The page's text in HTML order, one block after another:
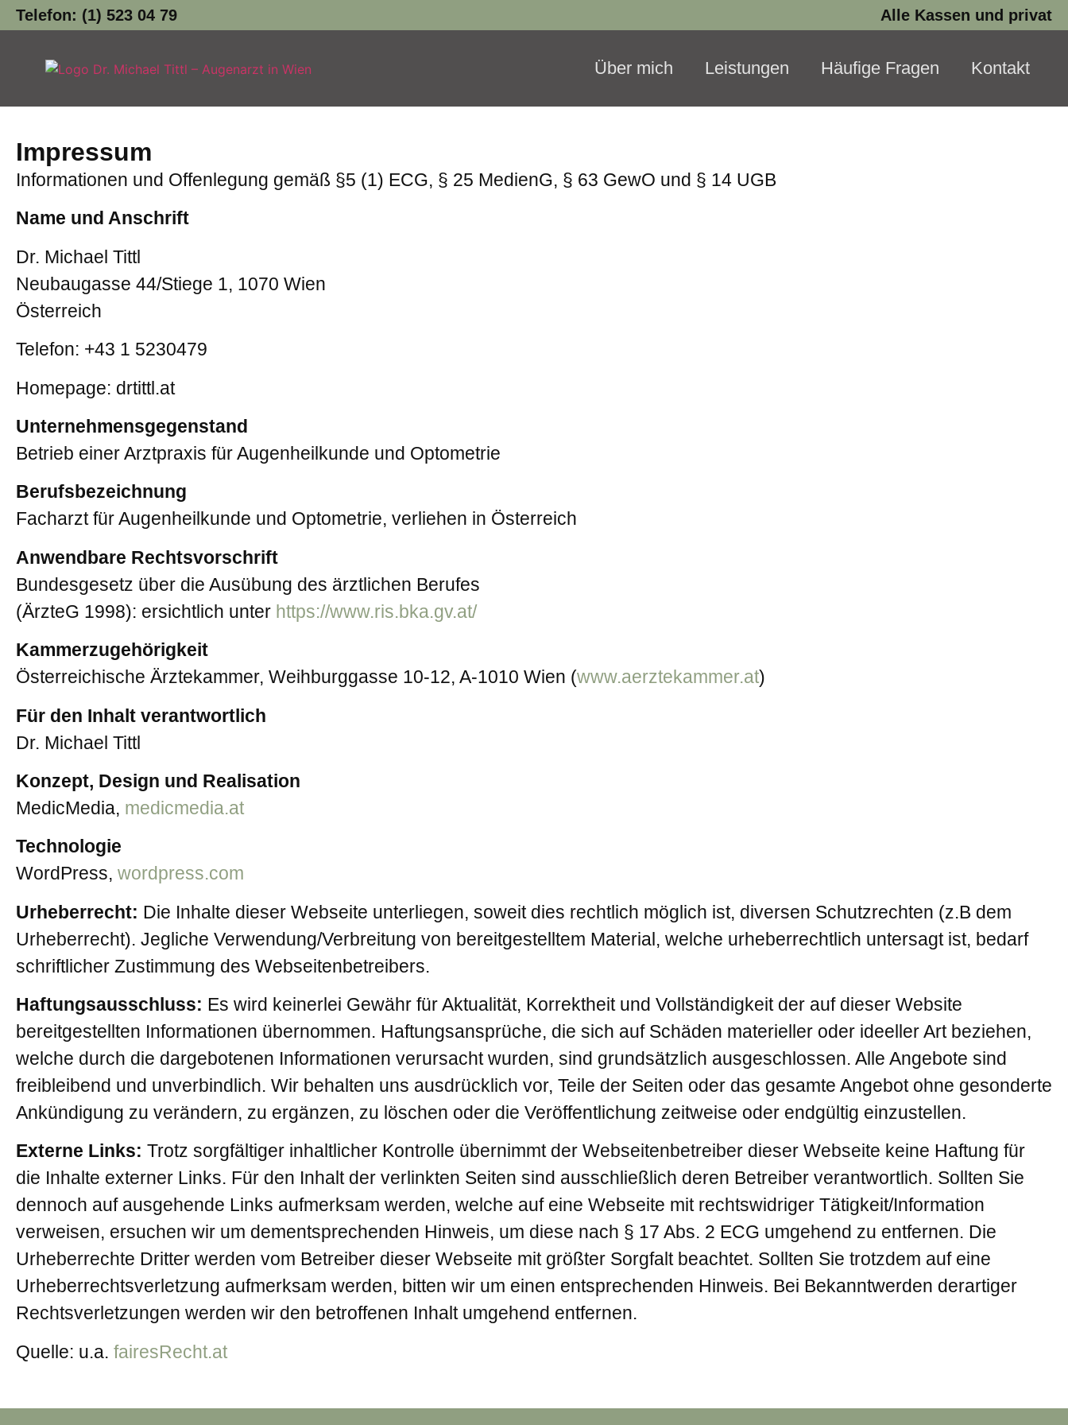
Telefon: (1) 523 04 79 Alle Kassen und privat
Über mich Leistungen Häufige Fragen Kontakt
Impressum
Informationen und Offenlegung gemäß §5 (1) ECG, § 25 MedienG, § 63 GewO und § 14 UGB
Name und Anschrift
Dr. Michael Tittl
Neubaugasse 44/Stiege 1, 1070 Wien
Österreich
Telefon: +43 1 5230479
Homepage: drtittl.at
Unternehmensgegenstand
Betrieb einer Arztpraxis für Augenheilkunde und Optometrie
Berufsbezeichnung
Facharzt für Augenheilkunde und Optometrie, verliehen in Österreich
Anwendbare Rechtsvorschrift
Bundesgesetz über die Ausübung des ärztlichen Berufes
(ÄrzteG 1998): ersichtlich unter https://www.ris.bka.gv.at/
Kammerzugehörigkeit
Österreichische Ärztekammer, Weihburggasse 10-12, A-1010 Wien (www.aerztekammer.at)
Für den Inhalt verantwortlich
Dr. Michael Tittl
Konzept, Design und Realisation
MedicMedia, medicmedia.at
Technologie
WordPress, wordpress.com
Urheberrecht: Die Inhalte dieser Webseite unterliegen, soweit dies rechtlich möglich ist, diversen Schutzrechten (z.B dem
Urheberrecht). Jegliche Verwendung/Verbreitung von bereitgestelltem Material, welche urheberrechtlich untersagt ist, bedarf
schriftlicher Zustimmung des Webseitenbetreibers.
Haftungsausschluss: Es wird keinerlei Gewähr für Aktualität, Korrektheit und Vollständigkeit der auf dieser Website
bereitgestellten Informationen übernommen. Haftungsansprüche, die sich auf Schäden materieller oder ideeller Art beziehen,
welche durch die dargebotenen Informationen verursacht wurden, sind grundsätzlich ausgeschlossen. Alle Angebote sind
freibleibend und unverbindlich. Wir behalten uns ausdrücklich vor, Teile der Seiten oder das gesamte Angebot ohne gesonderte
Ankündigung zu verändern, zu ergänzen, zu löschen oder die Veröffentlichung zeitweise oder endgültig einzustellen.
Externe Links: Trotz sorgfältiger inhaltlicher Kontrolle übernimmt der Webseitenbetreiber dieser Webseite keine Haftung für
die Inhalte externer Links. Für den Inhalt der verlinkten Seiten sind ausschließlich deren Betreiber verantwortlich. Sollten Sie
dennoch auf ausgehende Links aufmerksam werden, welche auf eine Webseite mit rechtswidriger Tätigkeit/Information
verweisen, ersuchen wir um dementsprechenden Hinweis, um diese nach § 17 Abs. 2 ECG umgehend zu entfernen. Die
Urheberrechte Dritter werden vom Betreiber dieser Webseite mit größter Sorgfalt beachtet. Sollten Sie trotzdem auf eine
Urheberrechtsverletzung aufmerksam werden, bitten wir um einen entsprechenden Hinweis. Bei Bekanntwerden derartiger
Rechtsverletzungen werden wir den betroffenen Inhalt umgehend entfernen.
Quelle: u.a. fairesRecht.at